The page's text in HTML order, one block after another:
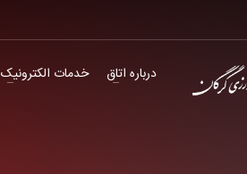
درباره اتاق خدمات الکترونیک